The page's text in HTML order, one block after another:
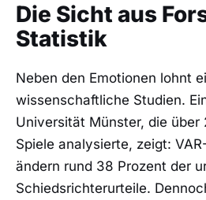
Die Sicht aus
Statistik
Neben den Emotionen lohnt
wissenschaftliche Studien.
Universität Münster, die über
Spiele analysierte, zeigt:
ändern rund 38 Prozent der
Schiedsrichterurteile.